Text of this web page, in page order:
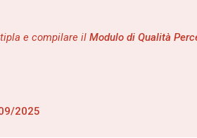
e compilare il Modulo di Qualità
2025